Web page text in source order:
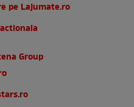
pe Lajumate.ro
Group